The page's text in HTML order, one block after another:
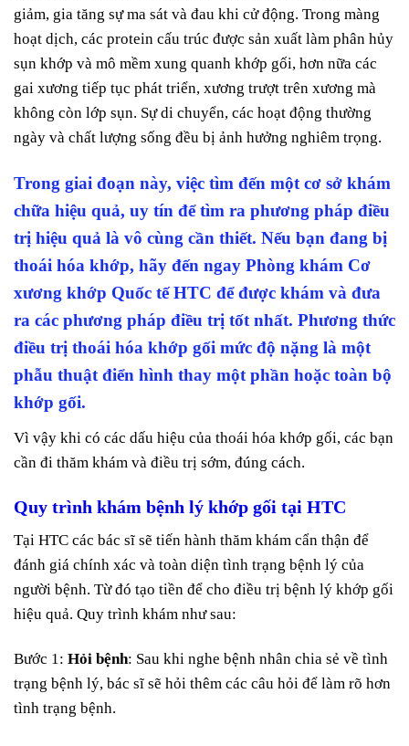
giảm, gia tăng sự ma sát và đau khi cử động. Trong màng
hoạt dịch, các protein cấu trúc được sản xuất làm phân hủy
sụn khớp và mô mềm xung quanh khớp gối, hơn nữa các
gai xương tiếp tục phát triển, xương trượt trên xương mà
không còn lớp sụn. Sự di chuyển, các hoạt động thường
ngày và chất lượng sống đều bị ảnh hưởng nghiêm trọng.
Trong giai đoạn này, việc tìm đến một cơ sở khám
chữa hiệu quả, uy tín để tìm ra phương pháp điều
trị hiệu quả là vô cùng cần thiết. Nếu bạn đang bị
thoái hóa khớp, hãy đến ngay Phòng khám Cơ
xương khớp Quốc tế HTC để được khám và đưa
ra các phương pháp điều trị tốt nhất. Phương thức
điều trị thoái hóa khớp gối mức độ nặng là một
phẫu thuật điển hình thay một phần hoặc toàn bộ
khớp gối.
Vì vậy khi có các dấu hiệu của thoái hóa khớp gối, các bạn
cần đi thăm khám và điều trị sớm, đúng cách.
Quy trình khám bệnh lý khớp gối tại HTC
Tại HTC các bác sĩ sẽ tiến hành thăm khám cẩn thận để
đánh giá chính xác và toàn diện tình trạng bệnh lý của
người bệnh. Từ đó tạo tiền để cho điều trị bệnh lý khớp gối
hiệu quả. Quy trình khám như sau:
Bước 1: Hỏi bệnh: Sau khi nghe bệnh nhân chia sẻ về tình
trạng bệnh lý, bác sĩ sẽ hỏi thêm các câu hỏi để làm rõ hơn
tình trạng bệnh.